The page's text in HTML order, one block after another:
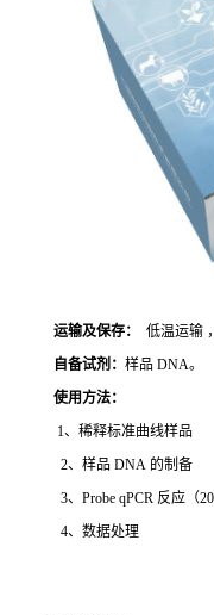
运输及保存：
低温运输
自备试剂： 样品 DNA。
使用方法：
1、稀释标准曲线样品
2、样品 DNA 的制备
3、Probe qPCR 反应（
4、数据处理